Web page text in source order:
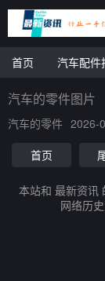
首页 汽车配件
汽车的零件图片
汽车的零件 2026-
首页
本站和 最新资讯
网络历